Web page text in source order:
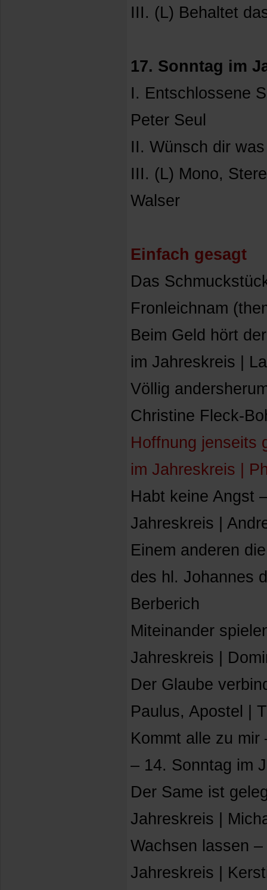
III. (L) Behaltet
17. Sonntag im
I. Entschlossene
Peter Seul
II. Wünsch dir
III. (L) Mono,
Walser
Einfach gesagt
Das
Fronleichnam
Beim Geld hört
im Jahreskreis |
Völlig
Christine Fleck-
Hoffnung jenseits
im Jahreskreis |
Habt keine Angst
Jahreskreis |
Einem anderen
des hl. Johannes
Berberich
Miteinander
Jahreskreis |
Der Glaube
Paulus, Apostel |
Kommt alle zu
– 14. Sonntag im
Der Same ist
Jahreskreis |
Wachsen lassen
Jahreskreis |